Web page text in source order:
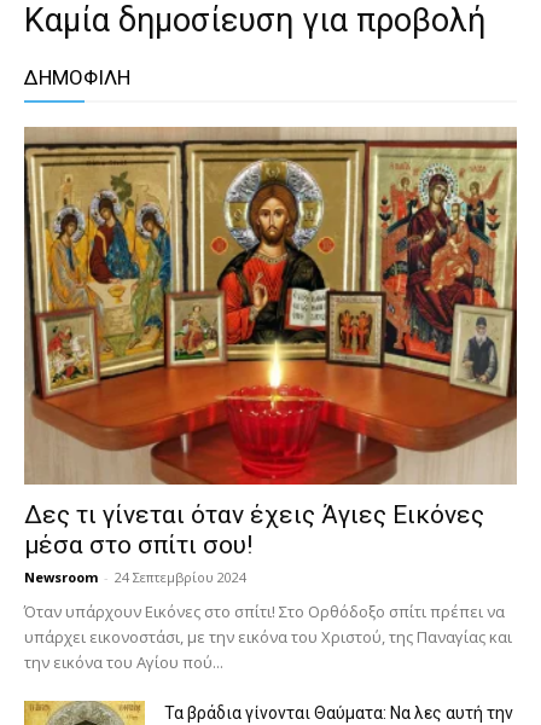
Καμία δημοσίευση για προβολή
ΔΗΜΟΦΙΛΗ
Δες τι γίνεται όταν έχεις Άγιες Εικόνες
μέσα στο σπίτι σου!
Newsroom - 24 Σεπτεμβρίου 2024
Όταν υπάρχουν Εικόνες στο σπίτι! Στο Ορθόδοξο σπίτι πρέπει να
υπάρχει εικονοστάσι, με την εικόνα του Χριστού, της Παν­αγίας και
την εικόνα του Αγίου πού...
Τα βράδια γίνονται Θαύματα: Να λες αυτή την